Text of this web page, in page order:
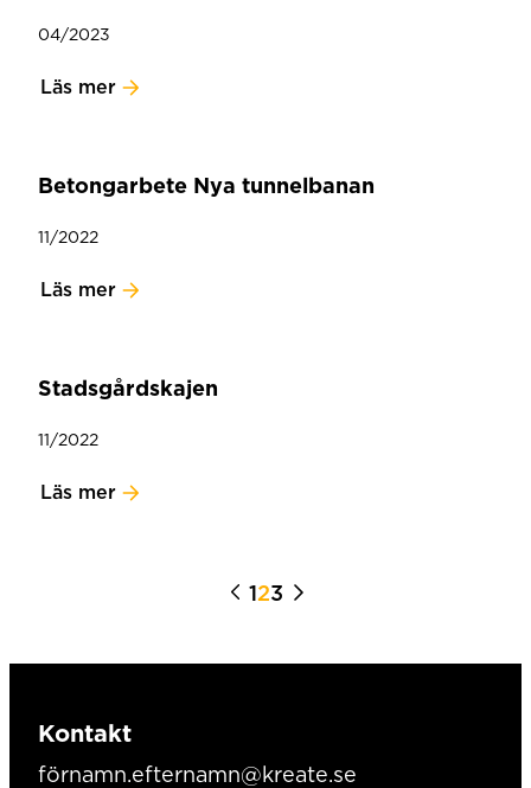
04/2023
Läs mer
Betongarbete Nya tunnelbanan
11/2022
Läs mer
Stadsgårdskajen
11/2022
Läs mer
123
Kontakt
förnamn.efternamn@kreate.se